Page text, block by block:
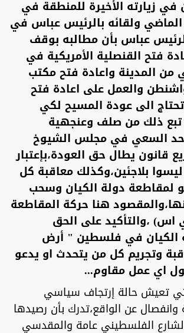
في زيارته الأخيرة للمنطقة في
الماضي ولقائه بالرئيس عباس في
عباس بأن مطالبه بوقف
فتح القنصلية الأمريكية في
المدينة واعادة فتح مكتب
والعمل على اعادة فتح
الى عودة المسيح لكي
تبع ذلك من صلف وعنجهية
حد السعي في مجلس الشيوخ
قانون يطال حق العودة،بإعتبار
ليسوا بلاجئين،وكذلك معاقبة كل
لمقاطعة دولة الكيان وسحب
هنا حركة المقاطعة
اس) ،والتأكيد على الحق
الكيان في فلسطين " أرض
وتجريم كل من يتحدث او يدعو
اي عمل مقاوم...
تعيش حالة إرتجاف سياسي
عن الواقع،تدرك بأن رصيدها
الفلسطيني عامة والمقدسي